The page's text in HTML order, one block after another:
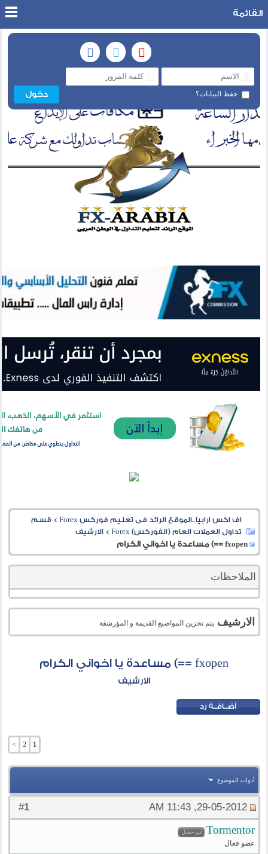
حفظ البيانات؟
القائمة
اف اكس ارابيا..الموقع الرائد فى تعليم فوركس Forex > قسم
تداول العملات العام (الفوركس) Forex
>الارشيف
fxopen ==) مساعدة يا اخواني الكرام
الملاحظات
الارشيف يتم تخزين المواضيع القديمة و المؤرشفة
fxopen ==) مساعدة يا اخواني الكرام
الارشيف
1
2
>
أدوات الموضوع
#
1 29-05-2012, 11:43 AM
Tormentor
عضو فعال